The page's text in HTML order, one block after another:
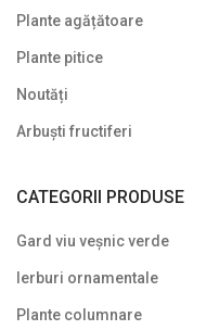
Plante agățătoare
Plante pitice
Noutăți
Arbuști fructiferi
CATEGORII PRODUSE
Gard viu veșnic verde
Ierburi ornamentale
Plante columnare